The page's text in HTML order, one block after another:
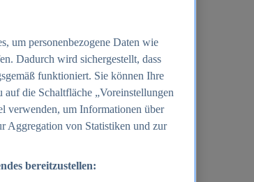
um personenbezogene Daten wie
Dadurch wird sichergestellt, dass
funktioniert. Sie können Ihre
die Schaltfläche „Voreinstellungen
verwenden, um Informationen über
Aggregation von Statistiken und zur
bereitzustellen: